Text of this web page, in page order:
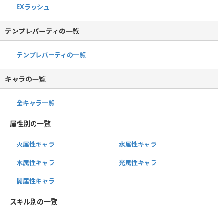
EXラッシュ
テンプレパーティの一覧
テンプレパーティの一覧
キャラの一覧
全キャラ一覧
属性別の一覧
火属性キャラ 水属性キャラ
木属性キャラ 光属性キャラ
闇属性キャラ
スキル別の一覧